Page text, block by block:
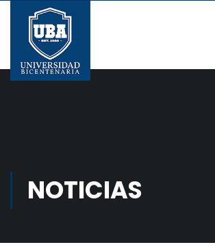
NOTICIAS